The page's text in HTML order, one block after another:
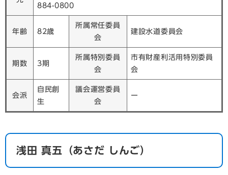
884-0800
年齢 82歳
所属常任委員
会
建設水道委員会
期数 3期
所属特別委員
会
市有財産利活用特別委員
会
会派
自民創
生
議会運営委員
会
ー
​浅田 真五（あさだ しんご）